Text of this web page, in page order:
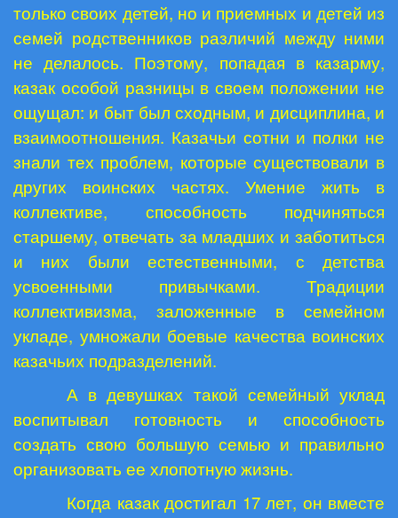
только своих детей, но и приемных и детей из
семей родственников различий между ними
не делалось. Поэтому, попадая в казарму,
казак особой разницы в своем положении не
ощущал: и быт был сходным, и дисциплина, и
взаимоотношения. Казачьи сотни и полки не
знали тех проблем, которые существовали в
других воинских частях. Умение жить в
коллективе, способность подчиняться
старшему, отвечать за младших и заботиться
и них были естественными, с детства
усвоенными привычками. Традиции
коллективизма, заложенные в семейном
укладе, умножали боевые качества воинских
казачьих подразделений.
А в девушках такой семейный уклад
воспитывал готовность и способность
создать свою большую семью и правильно
организовать ее хлопотную жизнь.
Когда казак достигал 17 лет, он вместе